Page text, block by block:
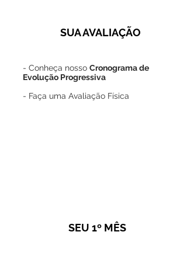
SUA AVALIAÇÃO
- Conheça nosso Cronograma de
Evolução Progressiva
- Faça uma Avaliação Física
SEU 1º MÊS